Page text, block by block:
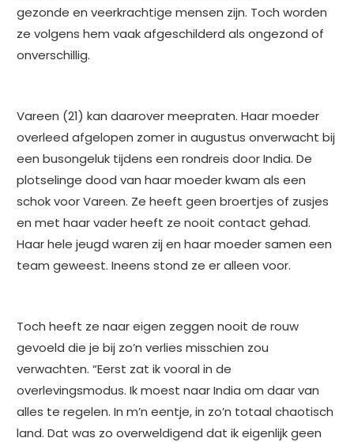
gezonde en veerkrachtige mensen zijn. Toch worden
ze volgens hem vaak afgeschilderd als ongezond of
onverschillig.
Vareen (21) kan daarover meepraten. Haar moeder
overleed afgelopen zomer in augustus onverwacht bij
een busongeluk tijdens een rondreis door India. De
plotselinge dood van haar moeder kwam als een
schok voor Vareen. Ze heeft geen broertjes of zusjes
en met haar vader heeft ze nooit contact gehad.
Haar hele jeugd waren zij en haar moeder samen een
team geweest. Ineens stond ze er alleen voor.
Toch heeft ze naar eigen zeggen nooit de rouw
gevoeld die je bij zo’n verlies misschien zou
verwachten. “Eerst zat ik vooral in de
overlevingsmodus. Ik moest naar India om daar van
alles te regelen. In m’n eentje, in zo’n totaal chaotisch
land. Dat was zo overweldigend dat ik eigenlijk geen